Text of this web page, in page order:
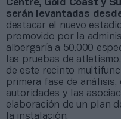
Centre, Gold Coast y
serán levantadas
destacar el nuevo
promovido por la
albergaría a 50.000
las pruebas de
de este recinto
primera fase de
autoridades y las
elaboración de un plan
la instalación.